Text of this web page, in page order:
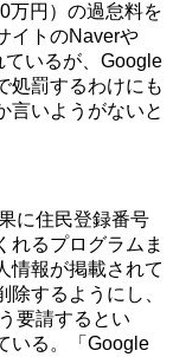
万円）の過怠料を
イトのNaverや
ているが、Google
処罰するわけにも
言いようがないと
に住民登録番号
れるプログラムま
情報が掲載されて
するようにし、
要請するとい
いる。「Google